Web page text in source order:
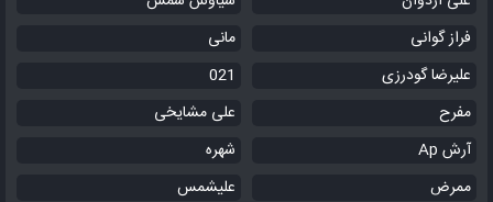
فراز گوانی
مانی
علیرضا گودرزی
021
مفرح
علی مشایخی
آرش Ap
شهره
ممرض
علیشمس